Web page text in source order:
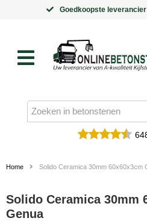
Goedkoopste
Home Solido Ceramica 30mm 60x60x3cm
Solido Ceramica 30mm
Genua